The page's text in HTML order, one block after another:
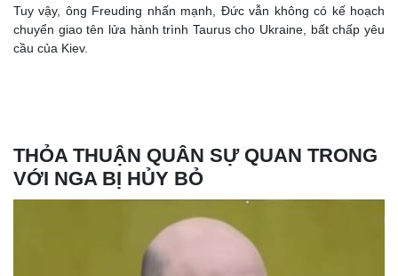
Tuy vậy, ông Freuding nhấn mạnh, Đức vẫn không có kế hoạch
chuyển giao tên lửa hành trình Taurus cho Ukraine, bất chấp yêu
cầu của Kiev.
THỎA THUẬN QUÂN SỰ QUAN TRONG
VỚI NGA BỊ HỦY BỎ